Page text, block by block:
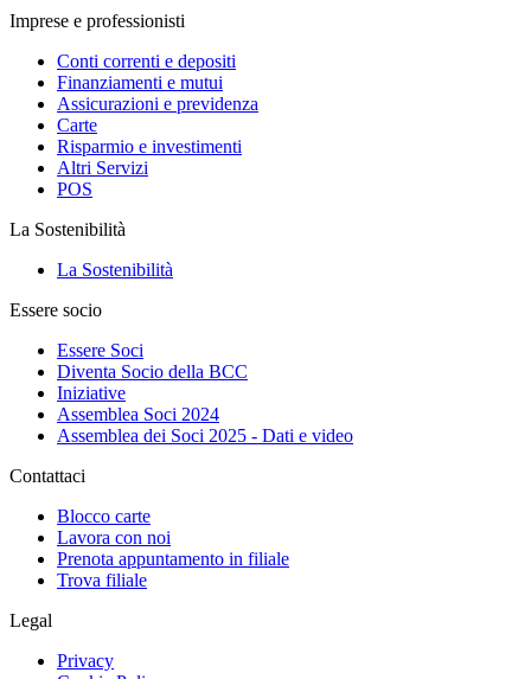
Imprese e professionisti
Conti correnti e depositi
Finanziamenti e mutui
Assicurazioni e previdenza
Carte
Risparmio e investimenti
Altri Servizi
POS
La Sostenibilità
La Sostenibilità
Essere socio
Essere Soci
Diventa Socio della BCC
Iniziative
Assemblea Soci 2024
Assemblea dei Soci 2025 - Dati e video
Contattaci
Blocco carte
Lavora con noi
Prenota appuntamento in filiale
Trova filiale
Legal
Privacy